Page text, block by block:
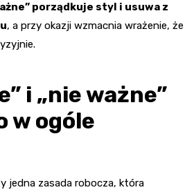
porządkuje styl i usuwa z
, a przy okazji wzmacnia wrażenie, że
i „nie ważne”
w ogóle
jedna zasada robocza, która